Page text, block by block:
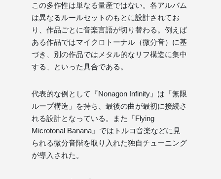
この多作性は単なる量産ではない。各アルバム
は異なるルールセットのもとに設計されてお
り、作品ごとに音楽言語が切り替わる。例えば
ある作品ではマイクロトーナル（微分音）に基
づき、別の作品ではメタル的なリフ構造に集中
する、といった具合である。
代表的な例として『Nonagon Infinity』は「無限
ループ構造」を持ち、最後の曲が最初に接続さ
れる設計となっている。また『Flying
Microtonal Banana』ではトルコ音楽などに見
られる微分音階を取り入れた独自チューニング
が導入された。